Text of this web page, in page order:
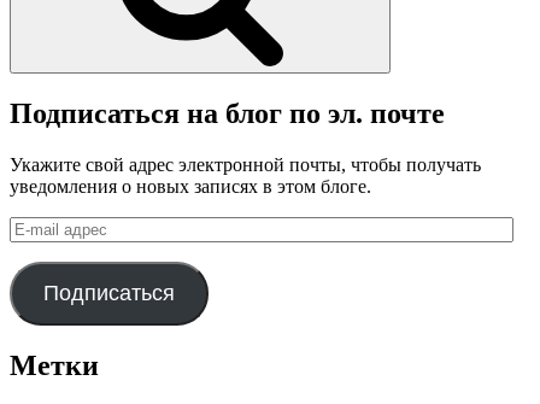
Подписаться на блог по эл. почте
Укажите свой адрес электронной почты, чтобы получать
уведомления о новых записях в этом блоге.
E-
mail
адрес
Подписаться
Метки